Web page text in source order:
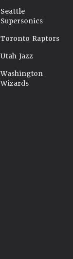
Seattle
Supersonics
Toronto Raptors
Utah Jazz
Washington
Wizards